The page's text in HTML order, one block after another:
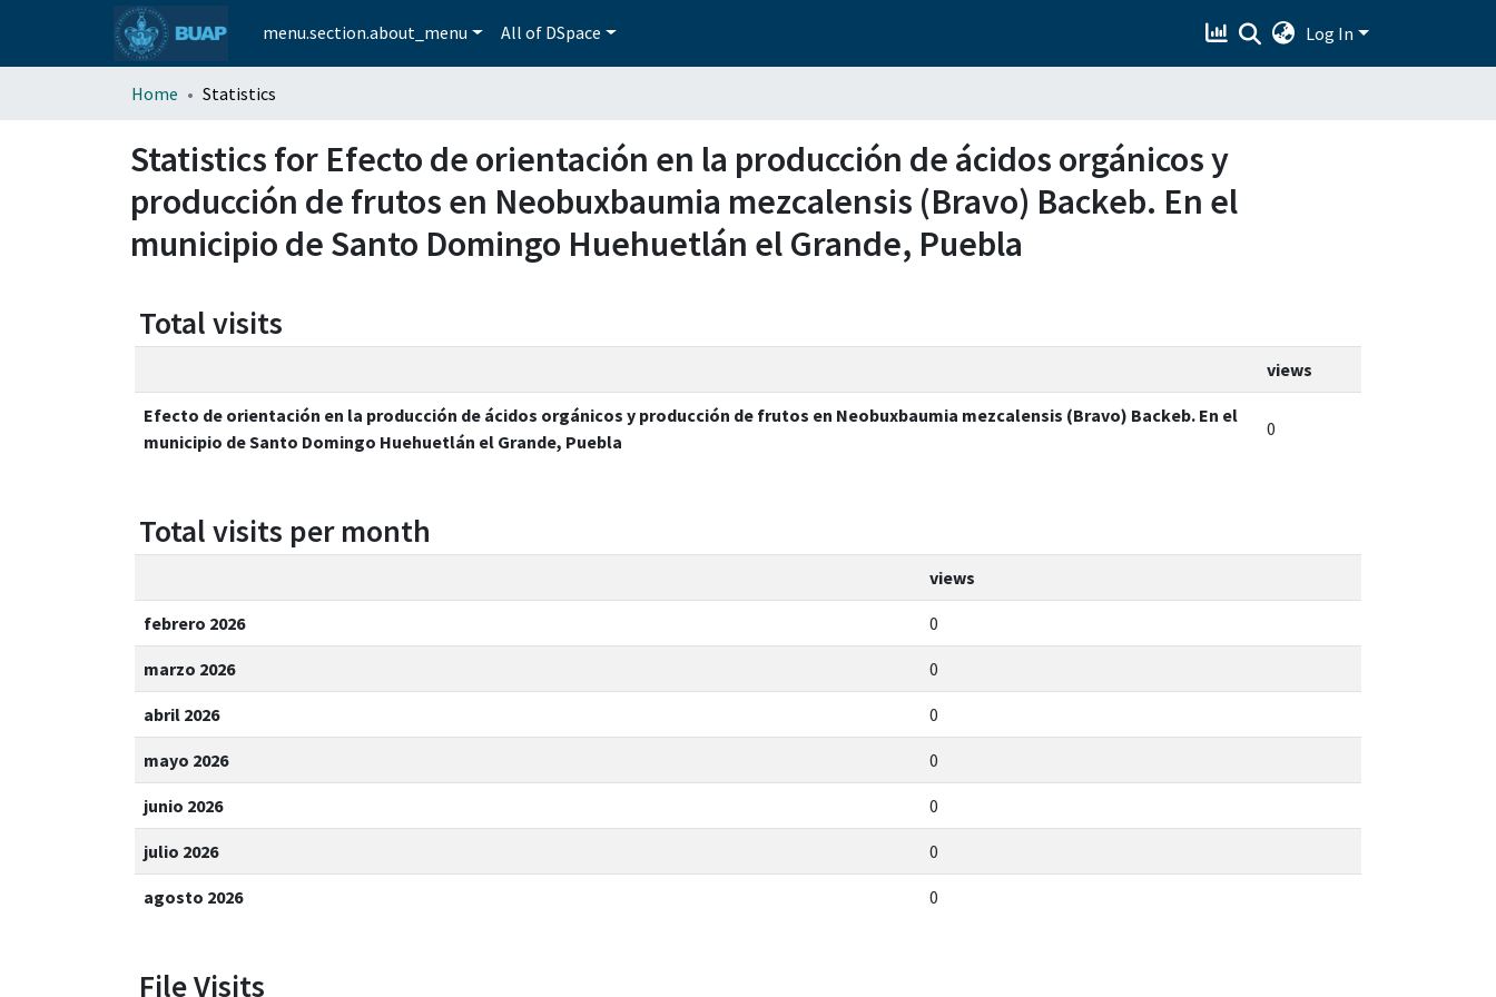
menu.section.about_menu All of DSpace Log In
Home Statistics
Statistics for Efecto de orientación en la producción de ácidos orgánicos y
producción de frutos en Neobuxbaumia mezcalensis (Bravo) Backeb. En el
municipio de Santo Domingo Huehuetlán el Grande, Puebla
Total visits
views
Efecto de orientación en la producción de ácidos orgánicos y producción de frutos en Neobuxbaumia mezcalensis (Bravo) Backeb. En el
municipio de Santo Domingo Huehuetlán el Grande, Puebla
0
Total visits per month
views
febrero 2026 0
marzo 2026 0
abril 2026 0
mayo 2026 0
junio 2026 0
julio 2026 0
agosto 2026 0
File Visits